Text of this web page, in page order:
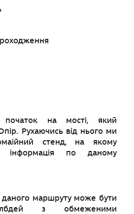
на мості, який
Рухаючись від нього ми
стенд, на якому
інформація по даному
даного маршруту може бути
лбдей з обмеженими